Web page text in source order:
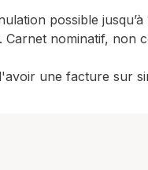
possible
Carnet nominatif, non
une facture sur